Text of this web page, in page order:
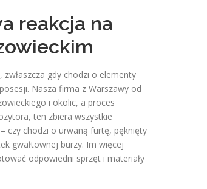
reakcja na
gdy chodzi o elementy
Nasza firma z Warszawy od
i okolic, a proces
ten zbiera wszystkie
czy chodzi o urwaną furtę, pęknięty
gwałtownej burzy. Im więcej
odpowiedni sprzęt i materiały